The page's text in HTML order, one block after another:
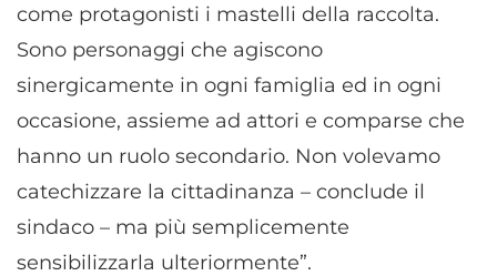
come protagonisti i mastelli della raccolta.
Sono personaggi che agiscono
sinergicamente in ogni famiglia ed in ogni
occasione, assieme ad attori e comparse che
hanno un ruolo secondario. Non volevamo
catechizzare la cittadinanza – conclude il
sindaco – ma più semplicemente
sensibilizzarla ulteriormente”.